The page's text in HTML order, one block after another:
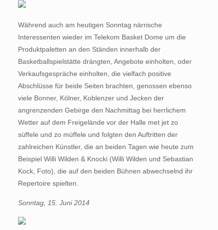
Während auch am heutigen Sonntag närrische
Interessenten wieder im Telekom Basket Dome um die
Produktpaletten an den Ständen innerhalb der
Basketballspielstätte drängten, Angebote einholten, oder
Verkaufsgespräche einholten, die vielfach positive
Abschlüsse für beide Seiten brachten, genossen ebenso
viele Bonner, Kölner, Koblenzer und Jecken der
angrenzenden Gebirge den Nachmittag bei herrlichem
Wetter auf dem Freigelände vor der Halle met jet zo
süffele und zo müffele und folgten den Auftritten der
zahlreichen Künstler, die an beiden Tagen wie heute zum
Beispiel Willi Wilden & Knocki (Willi Wilden und Sebastian
Kock, Foto), die auf den beiden Bühnen abwechselnd ihr
Repertoire spielten.
Sonntag, 15. Juni 2014